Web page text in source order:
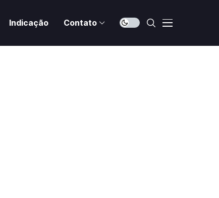
Indicação Contato